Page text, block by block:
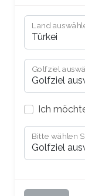
Land
Golfziel
Ich
Bitte wählen